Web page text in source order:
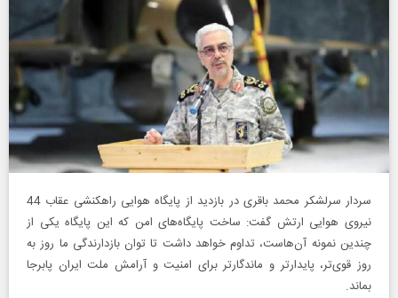
سردار سرلشکر محمد باقری در بازدید از پایگاه هوایی راهکنشی عقاب 44
نیروی هوایی ارتش گفت: ساخت پایگاه‌های امن که این پایگاه یکی از
چندین نمونه آن‌هاست، تداوم خواهد داشت تا توان بازدارندگی ما روز به
روز قوی‌تر، پایدارتر و ماندگارتر برای امنیت و آرامش ملت ایران پابرجا
بماند.